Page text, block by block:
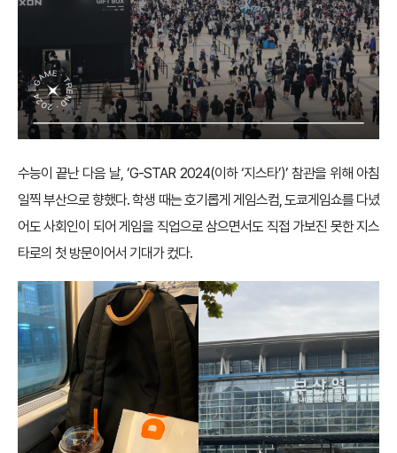
수능이 끝난 다음 날, ‘G-STAR 2024(이하 ‘지스타’)’ 참관을 위해 아침
일찍 부산으로 향했다. 학생 때는 호기롭게 게임스컴, 도쿄게임쇼를 다녔
어도 사회인이 되어 게임을 직업으로 삼으면서도 직접 가보진 못한 지스
타로의 첫 방문이어서 기대가 컸다.